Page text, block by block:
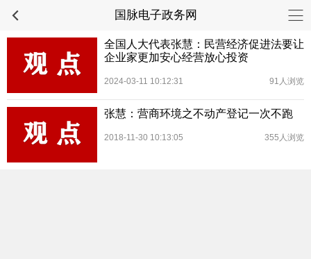
国脉电子政务网
全国人大代表张慧：民营经济促进法要让
企业家更加安心经营放心投资
2024-03-11 10:12:31 91人浏览
张慧：营商环境之不动产登记一次不跑
2018-11-30 10:13:05 355人浏览